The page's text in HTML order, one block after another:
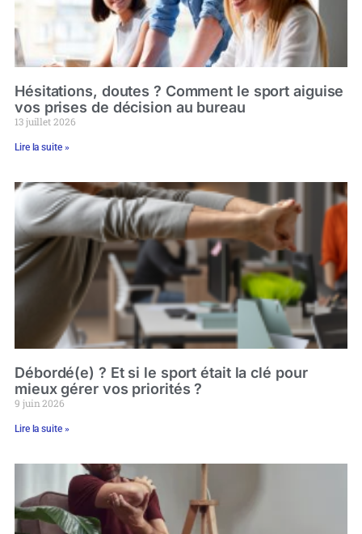
Hésitations, doutes ? Comment le sport aiguise
vos prises de décision au bureau
13 juillet 2026
Lire la suite »
Débordé(e) ? Et si le sport était la clé pour
mieux gérer vos priorités ?
9 juin 2026
Lire la suite »